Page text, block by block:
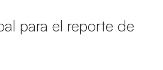
para el reporte de